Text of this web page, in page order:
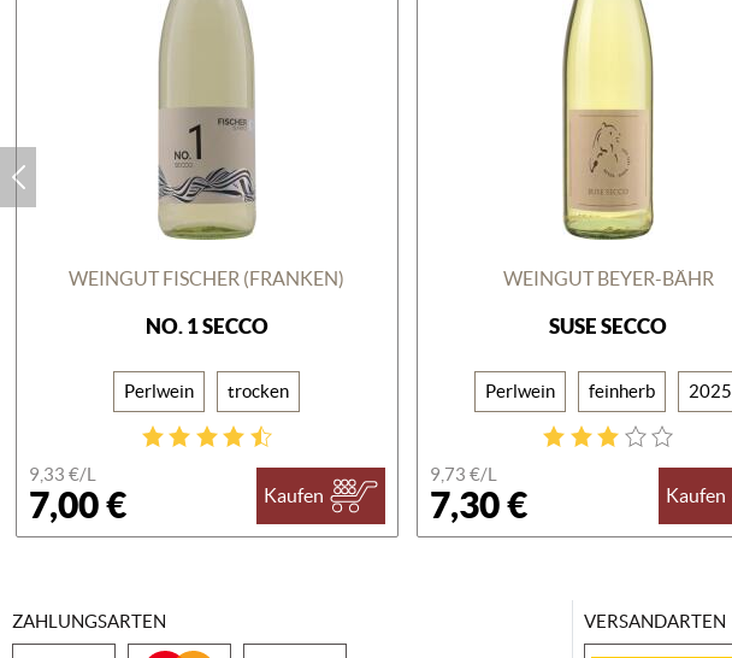
WEINGUT FISCHER (FRANKEN)
NO. 1 SECCO
Perlwein trocken
9,33 €/L
7,00 € Kaufen
WEINGUT BEYER-BÄHR
SUSE SECCO
Perlwein feinherb 2025
9,73 €/L
7,30 € Kaufen
ZAHLUNGSARTEN VERSANDARTEN